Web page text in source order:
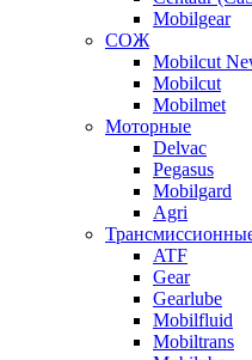
Mobilgear
СОЖ
Mobilcut
Mobilcut
Mobilmet
Моторные
Delvac
Pegasus
Mobilgard
Agri
ATF
Gear
Gearlube
Mobilfluid
Mobiltrans